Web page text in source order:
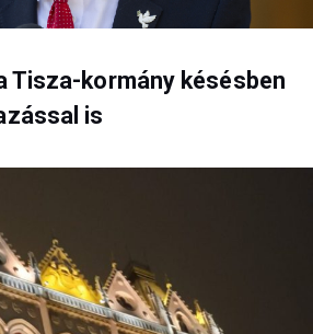
Tisza-kormány késésben
is